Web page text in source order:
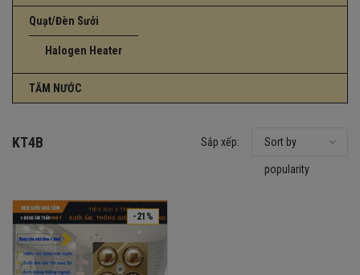
Quạt/Đèn Sưởi
Halogen Heater
TĂM NƯỚC
KT4B Sắp xếp: Sort by
popularity
-21%